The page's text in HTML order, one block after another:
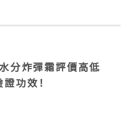
分炸彈霜評價高低
功效！